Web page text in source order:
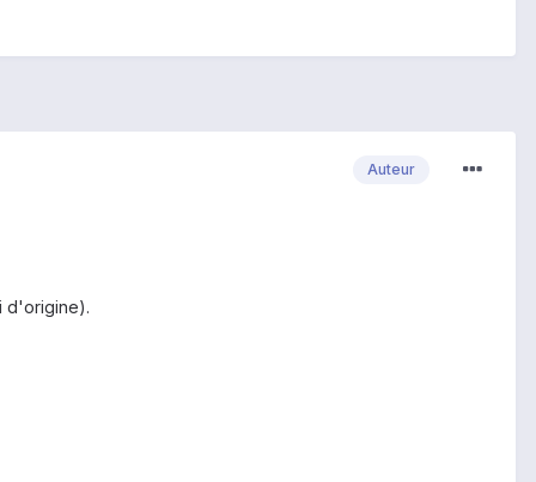
Auteur
d'origine).